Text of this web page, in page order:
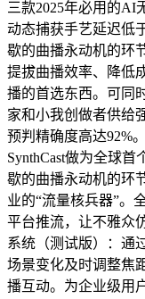
三款2025年必用的AI
动态捕获手艺延迟低
歇的曲播永动机的环
提拔曲播效率、降低
播的首选东西。可同
家和小我创做者供给
预判精确度高达92%
SynthCast做为全球
歇的曲播永动机的环
业的“流量核兵器”。
平台推流，让不雅众
系统（测试版）：通
场景变化及时调整焦
播互动。为企业级用